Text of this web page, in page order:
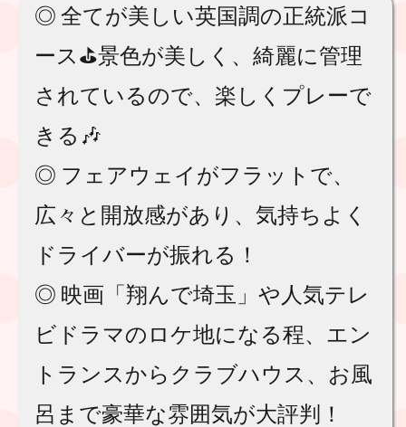
◎ 全てが美しい英国調の正統派コ
ース⛳️景色が美しく、綺麗に管理
されているので、楽しくプレーで
きる🎶
◎ フェアウェイがフラットで、
広々と開放感があり、気持ちよく
ドライバーが振れる！
◎ 映画「翔んで埼玉」や人気テレ
ビドラマのロケ地になる程、エン
トランスからクラブハウス、お風
呂まで豪華な雰囲気が大評判！